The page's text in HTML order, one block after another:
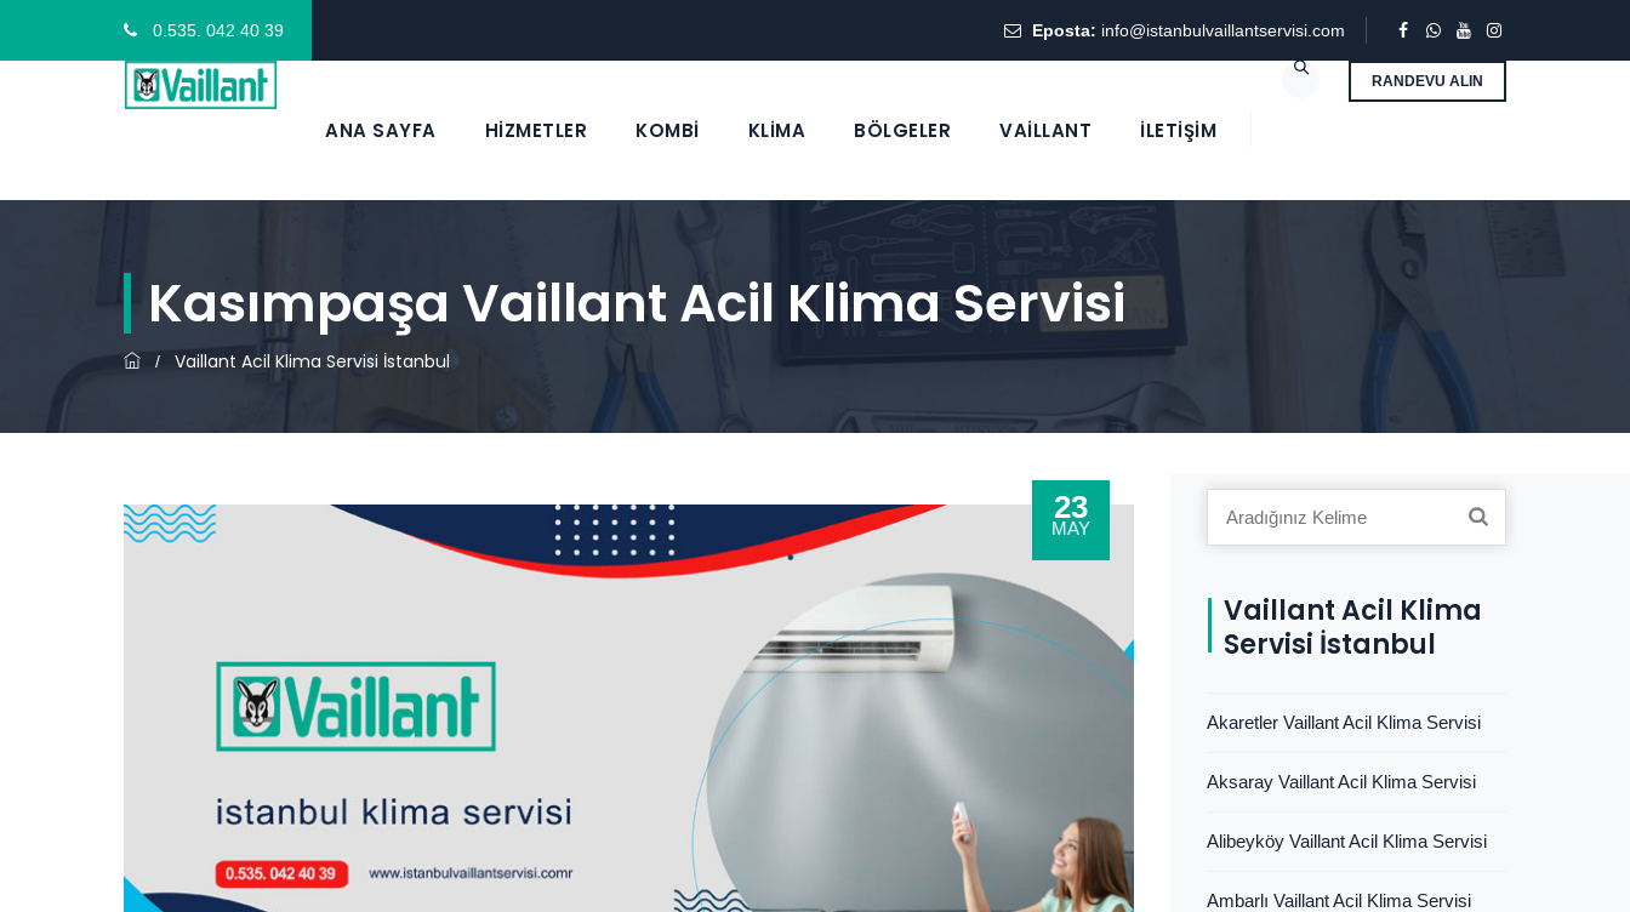
0.535. 042 40 39 Eposta: info@istanbulvaillantservisi.com
RANDEVU ALIN
ANA SAYFA HİZMETLER KOMBİ KLİMA BÖLGELER VAİLLANT İLETIŞIM
Kasımpaşa Vaillant Acil Klima Servisi
/ Vaillant Acil Klima Servisi İstanbul
23
MAY
Vaillant Acil Klima
Servisi İstanbul
Akaretler Vaillant Acil Klima Servisi
Aksaray Vaillant Acil Klima Servisi
Alibeyköy Vaillant Acil Klima Servisi
Ambarlı Vaillant Acil Klima Servisi